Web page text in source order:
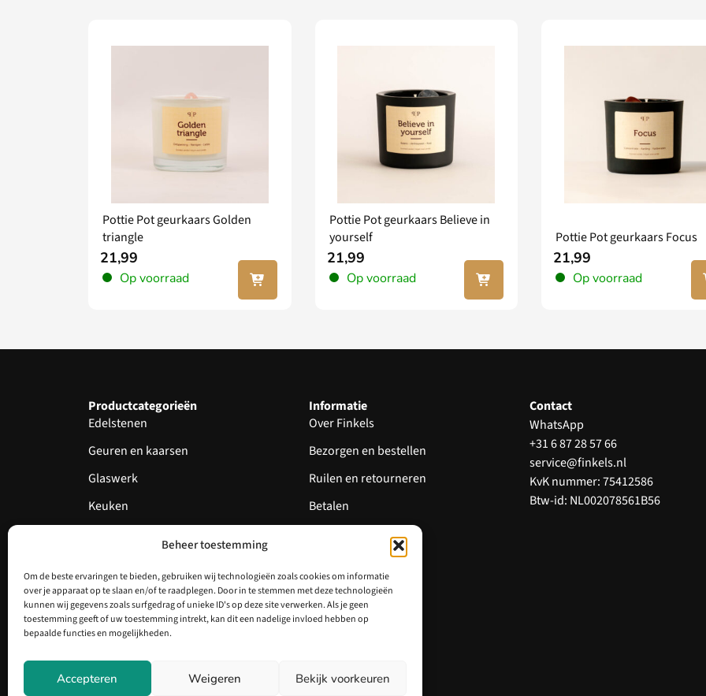
Beheer toestemming
Om de beste ervaringen te bieden, gebruiken wij technologieën zoals cookies om informatie
over je apparaat op te slaan en/of te raadplegen. Door in te stemmen met deze technologieën
kunnen wij gegevens zoals surfgedrag of unieke ID's op deze site verwerken. Als je geen
toestemming geeft of uw toestemming intrekt, kan dit een nadelige invloed hebben op
bepaalde functies en mogelijkheden.
Accepteren Weigeren Bekijk voorkeuren
Pottie Pot geurkaars Golden
triangle
21,99
Op voorraad
In jouw
winkel
Pottie Pot geurkaars Believe in
yourself
21,99
Op voorraad
In jouw
winkel
Pottie Pot geurkaars Focus
21,99
Op voorraad
Productcategorieën
Edelstenen
Geuren en kaarsen
Glaswerk
Keuken
Nieuw
Aanbieding
Informatie
Over Finkels
Bezorgen en bestellen
Ruilen en retourneren
Betalen
Garantie en klachten
Echtheid reviews
Contact
WhatsApp
+31 6 87 28 57 66
service@finkels.nl
KvK nummer: 75412586
Btw-id: NL002078561B56